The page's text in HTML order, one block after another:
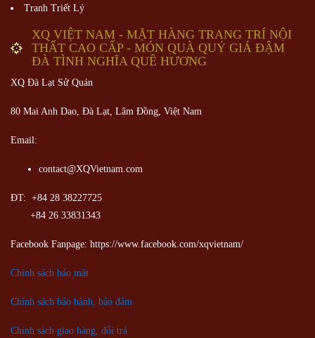
Tranh Triết Lý
XQ VIỆT NAM - MẶT HÀNG TRANG TRÍ NỘI
THẤT CAO CẤP - MÓN QUÀ QUÝ GIÁ ĐẬM
ĐÀ TÌNH NGHĨA QUÊ HƯƠNG
XQ Đà Lạt Sử Quán
80 Mai Anh Dao, Đà Lạt, Lâm Đồng, Việt Nam
Email:
contact@XQVietnam.com
ĐT: +84 28 38227725
+84 26 33831343
Facebook Fanpage: https://www.facebook.com/xqvietnam/
Chính sách bảo mật
Chính sách bảo hành, bảo đảm
Chính sách giao hàng, đổi trả